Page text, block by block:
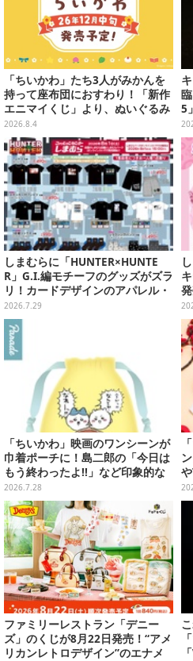
「ちいかわ」たち3人がみかんを
持って座布団におすわり！「新作
エニマイくじ」より、ぬいぐるみ
画像が初公開
2026.8.4
5
しまむらに「HUNTER×HUNTE
R」G.I.編モチーフのグッズがズラ
リ！カードデザインのアパレル・
雑貨、ゴレイヌの「オレが3人分
になる…」も
2026.7.29
「ちいかわ」映画のワンシーンが
巾着ポーチに！島二郎の「今日は
もう終わったよ!!」など印象的な
全6種がカプセルトイにて発売
2026.7.28
ファミリーレストラン「デニー
ズ」のくじが8月22日発売！“アメ
リカンレトロデザイン”のエナメ